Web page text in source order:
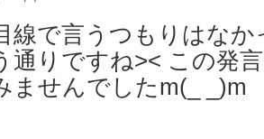
線で言うつもりはな
通りですね>< この発
ませんでしたm(_ _)m